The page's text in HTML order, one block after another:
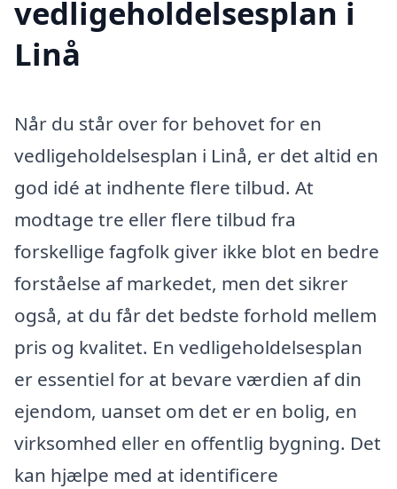
vedligeholdelsesplan i
Linå
Når du står over for behovet for en
vedligeholdelsesplan i Linå, er det altid en
god idé at indhente flere tilbud. At
modtage tre eller flere tilbud fra
forskellige fagfolk giver ikke blot en bedre
forståelse af markedet, men det sikrer
også, at du får det bedste forhold mellem
pris og kvalitet. En vedligeholdelsesplan
er essentiel for at bevare værdien af din
ejendom, uanset om det er en bolig, en
virksomhed eller en offentlig bygning. Det
kan hjælpe med at identificere